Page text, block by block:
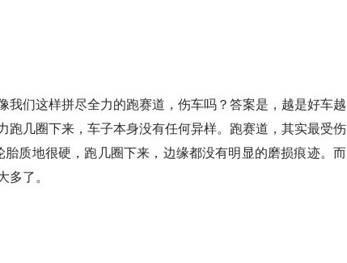
们这样拼尽全力的跑赛道，伤车吗？答案是，越是好车越
跑几圈下来，车子本身没有任何异样。跑赛道，其实最受伤
质地很硬，跑几圈下来，边缘都没有明显的磨损痕迹。而
多了。